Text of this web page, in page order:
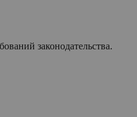
законодательства.